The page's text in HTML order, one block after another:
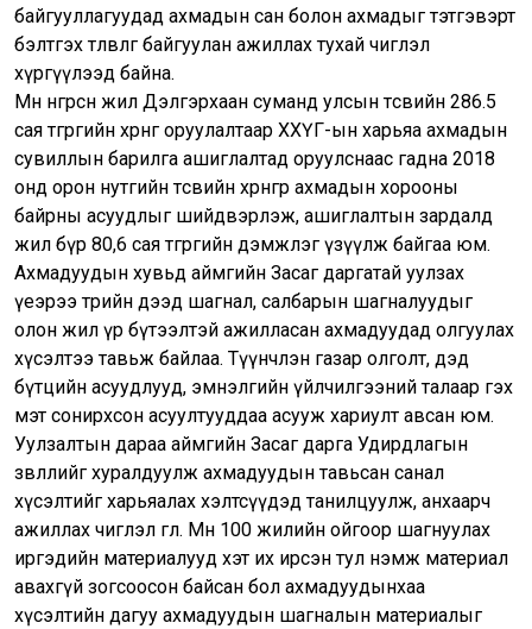
байгууллагуудад ахмадын сан болон ахмадыг тэтгэвэрт
бэлтгэх төлөвлөгөө байгуулан ажиллах тухай чиглэл
хүргүүлээд байна.
Мөн өнгөрсөн жил Дэлгэрхаан суманд улсын төсвийн 286.5
сая төгрөгийн хөрөнгө оруулалтаар ХХҮГ-ын харьяа ахмадын
сувиллын барилга ашиглалтад оруулснаас гадна 2018
онд орон нутгийн төсвийн хөрөнгөөр ахмадын хорооны
байрны асуудлыг шийдвэрлэж, ашиглалтын зардалд
жил бүр 80,6 сая төгрөгийн дэмжлэг үзүүлж байгаа юм.
Ахмадуудын хувьд аймгийн Засаг даргатай уулзах
үеэрээ төрийн дээд шагнал, салбарын шагналуудыг
олон жил үр бүтээлтэй ажилласан ахмадуудад олгуулах
хүсэлтээ тавьж байлаа. Түүнчлэн газар олголт, дэд
бүтцийн асуудлууд, эмнэлгийн үйлчилгээний талаар гэх
мэт сонирхсон асуултууддаа асууж хариулт авсан юм.
Уулзалтын дараа аймгийн Засаг дарга Удирдлагын
зөвлөлийг хуралдуулж ахмадуудын тавьсан санал
хүсэлтийг харьяалах хэлтсүүдэд танилцуулж, анхаарч
ажиллах чиглэл өглөө. Мөн 100 жилийн ойгоор шагнуулах
иргэдийн материалууд хэт их ирсэн тул нэмж материал
авахгүй зогсоосон байсан бол ахмадуудынхаа
хүсэлтийн дагуу ахмадуудын шагналын материалыг